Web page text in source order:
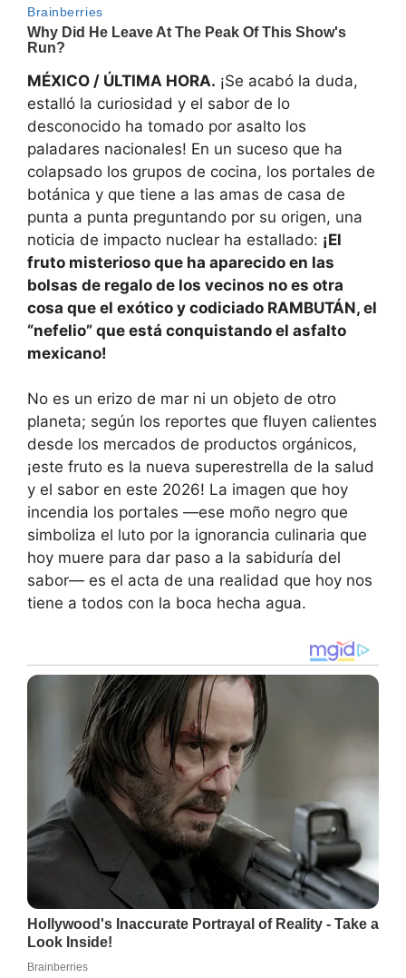
MÉXICO / ÚLTIMA HORA. ¡Se acabó la duda,
estalló la curiosidad y el sabor de lo
desconocido ha tomado por asalto los
paladares nacionales! En un suceso que ha
colapsado los grupos de cocina, los portales de
botánica y que tiene a las amas de casa de
punta a punta preguntando por su origen, una
noticia de impacto nuclear ha estallado: ¡El
fruto misterioso que ha aparecido en las
bolsas de regalo de los vecinos no es otra
cosa que el exótico y codiciado RAMBUTÁN, el
“nefelio” que está conquistando el asfalto
mexicano!
No es un erizo de mar ni un objeto de otro
planeta; según los reportes que fluyen calientes
desde los mercados de productos orgánicos,
¡este fruto es la nueva superestrella de la salud
y el sabor en este 2026! La imagen que hoy
incendia los portales —ese moño negro que
simboliza el luto por la ignorancia culinaria que
hoy muere para dar paso a la sabiduría del
sabor— es el acta de una realidad que hoy nos
tiene a todos con la boca hecha agua.